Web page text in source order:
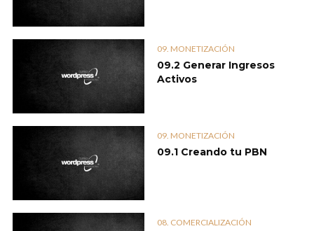
09. MONETIZACIÓN
09.2 Generar Ingresos
Activos
09. MONETIZACIÓN
09.1 Creando tu PBN
08. COMERCIALIZACIÓN